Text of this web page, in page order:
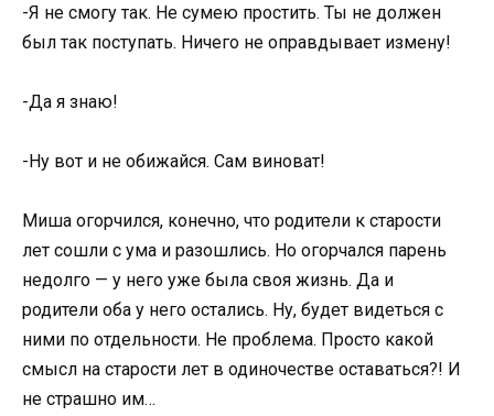
-Я не смогу так. Не сумею простить. Ты не должен
был так поступать. Ничего не оправдывает измену!
-Да я знаю!
-Ну вот и не обижайся. Сам виноват!
Миша огорчился, конечно, что родители к старости
лет сошли с ума и разошлись. Но огорчался парень
недолго — у него уже была своя жизнь. Да и
родители оба у него остались. Ну, будет видеться с
ними по отдельности. Не проблема. Просто какой
смысл на старости лет в одиночестве оставаться?! И
не страшно им…